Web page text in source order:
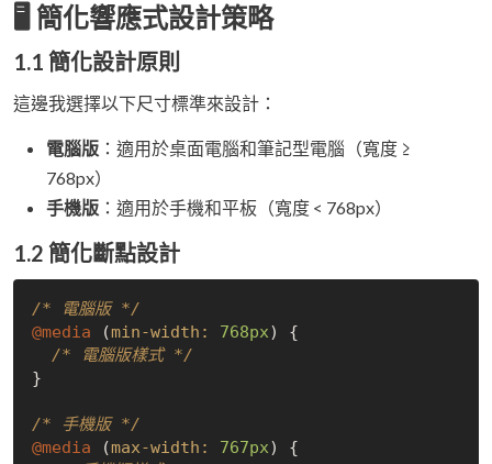
🖥️ 簡化響應式設計策略
1.1 簡化設計原則
這邊我選擇以下尺寸標準來設計：
電腦版 ：適用於桌面電腦和筆記型電腦（寬度 ≥
768px）
手機版 ：適用於手機和平板（寬度 < 768px）
1.2 簡化斷點設計
/* 電腦版 */
@media (min-width: 768px) {
/* 電腦版樣式 */
}
/* 手機版 */
@media (max-width: 767px) {